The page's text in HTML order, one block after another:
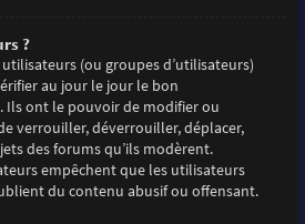
?
(ou groupes d’utilisateurs)
au jour le jour le bon
ont le pouvoir de modifier ou
verrouiller, déverrouiller, déplacer,
des forums qu’ils modèrent.
empêchent que les utilisateurs
du contenu abusif ou offensant.